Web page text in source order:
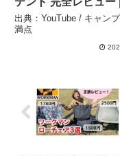
から内部構造まで詳
– キャンプ/満腹満点
出典：YouTube / キャン
満点